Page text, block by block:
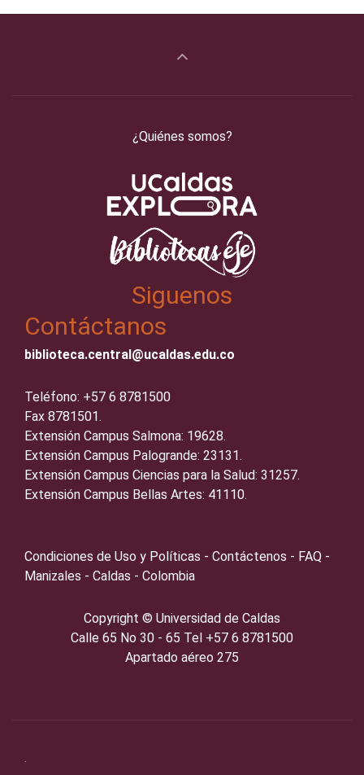
¿Quiénes somos?
Siguenos
Contáctanos
biblioteca.central@ucaldas.edu.co
Teléfono: +57 6 8781500
Fax 8781501.
Extensión Campus Salmona: 19628.
Extensión Campus Palogrande: 23131.
Extensión Campus Ciencias para la Salud: 31257.
Extensión Campus Bellas Artes: 41110.
Condiciones de Uso y Políticas - Contáctenos - FAQ -
Manizales - Caldas - Colombia
Copyright ©️ Universidad de Caldas
Calle 65 No 30 - 65 Tel +57 6 8781500
Apartado aéreo 275